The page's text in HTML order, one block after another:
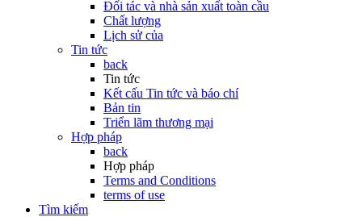
Đối tác và nhà sản xuất toàn cầu
Chất lượng
Lịch sử của
Tin tức
back
Tin tức
Kết cấu Tin tức và báo chí
Bản tin
Triển lãm thương mại
Hợp pháp
back
Hợp pháp
Terms and Conditions
terms of use
Tìm kiếm